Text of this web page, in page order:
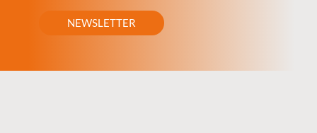
NEWSLETTER